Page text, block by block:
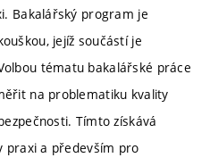
Bakalářský program je
jejíž součástí je
tématu bakalářské práce
na problematiku kvality
Tímto získává
praxi a především pro